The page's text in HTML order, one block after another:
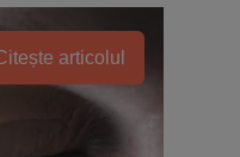
articolul